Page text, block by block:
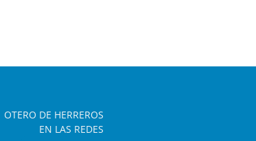
OTERO DE HERREROS
EN LAS REDES